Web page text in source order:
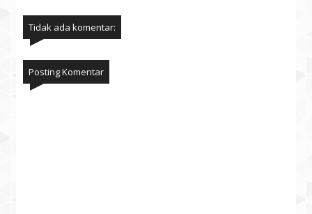
Tidak ada komentar:
Posting Komentar